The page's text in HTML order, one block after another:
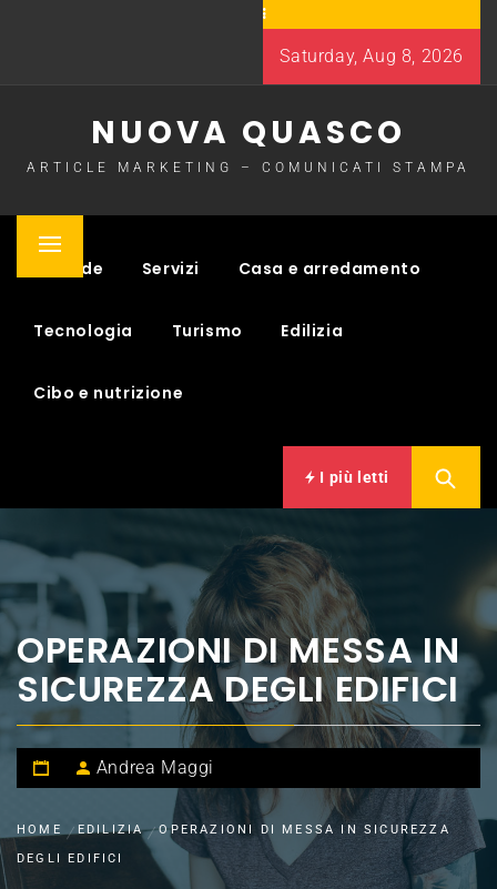
Saturday, Aug 8, 2026
NUOVA QUASCO
ARTICLE MARKETING – COMUNICATI STAMPA
Primary
Aziende Servizi Casa e arredamento
Tecnologia Turismo Edilizia
Cibo e nutrizione
I più letti
OPERAZIONI DI MESSA IN
SICUREZZA DEGLI EDIFICI
Andrea Maggi
HOME EDILIZIA
OPERAZIONI DI MESSA IN SICUREZZA
DEGLI EDIFICI